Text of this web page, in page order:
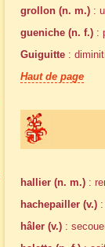
grollon (n. m.) :
gueniche (n. f.) :
Guiguitte :
Haut de page
hallier (n. m.) :
hachepailler (v.)
hâler (v.) :